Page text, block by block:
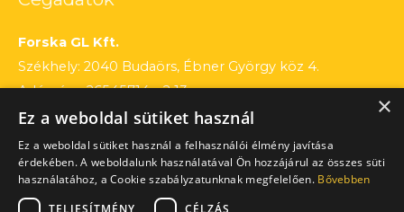
Forska GL Kft.
Székhely: 2040 Budaörs, Ébner György köz 4.
Adószám: 26545714 – 2 13
Cégjegyzékszám: 13 – 09 – 195803
Számlaszám: 12010154 – 01660751 – 00100001
×
Ez a weboldal sütiket használ
Ez a weboldal sütiket használ a felhasználói élmény javítása
érdekében. A weboldalunk használatával Ön hozzájárul az összes süti
használatához, a Cookie szabályzatunknak megfelelően. Bővebben
TELJESÍTMÉNY
CÉLZÁS